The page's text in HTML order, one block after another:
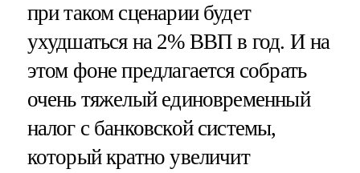
при таком сценарии будет
ухудшаться на 2% ВВП в год. И на
этом фоне предлагается собрать
очень тяжелый единовременный
налог с банковской системы,
который кратно увеличит